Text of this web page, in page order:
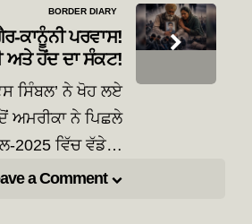
BORDER DIARY
ਕਾਨੂੰਨੀ ਪਰਵਾਸ!
ਅਤੇ ਹੋਂਦ ਦਾ ਸੰਕਟ!
ਸਿੰਬਲ’ ਨੇ ਖੋਹ ਲਏ
ਅਮਰੀਕਾ ਨੇ ਪਿਛਲੇ
2025 ਵਿੱਚ ਵੱਡੇ…
a Comment